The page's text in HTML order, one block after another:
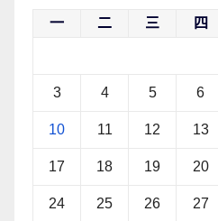
一 二 三 四
3 4 5 6
10 11 12 13
17 18 19 20
24 25 26 27